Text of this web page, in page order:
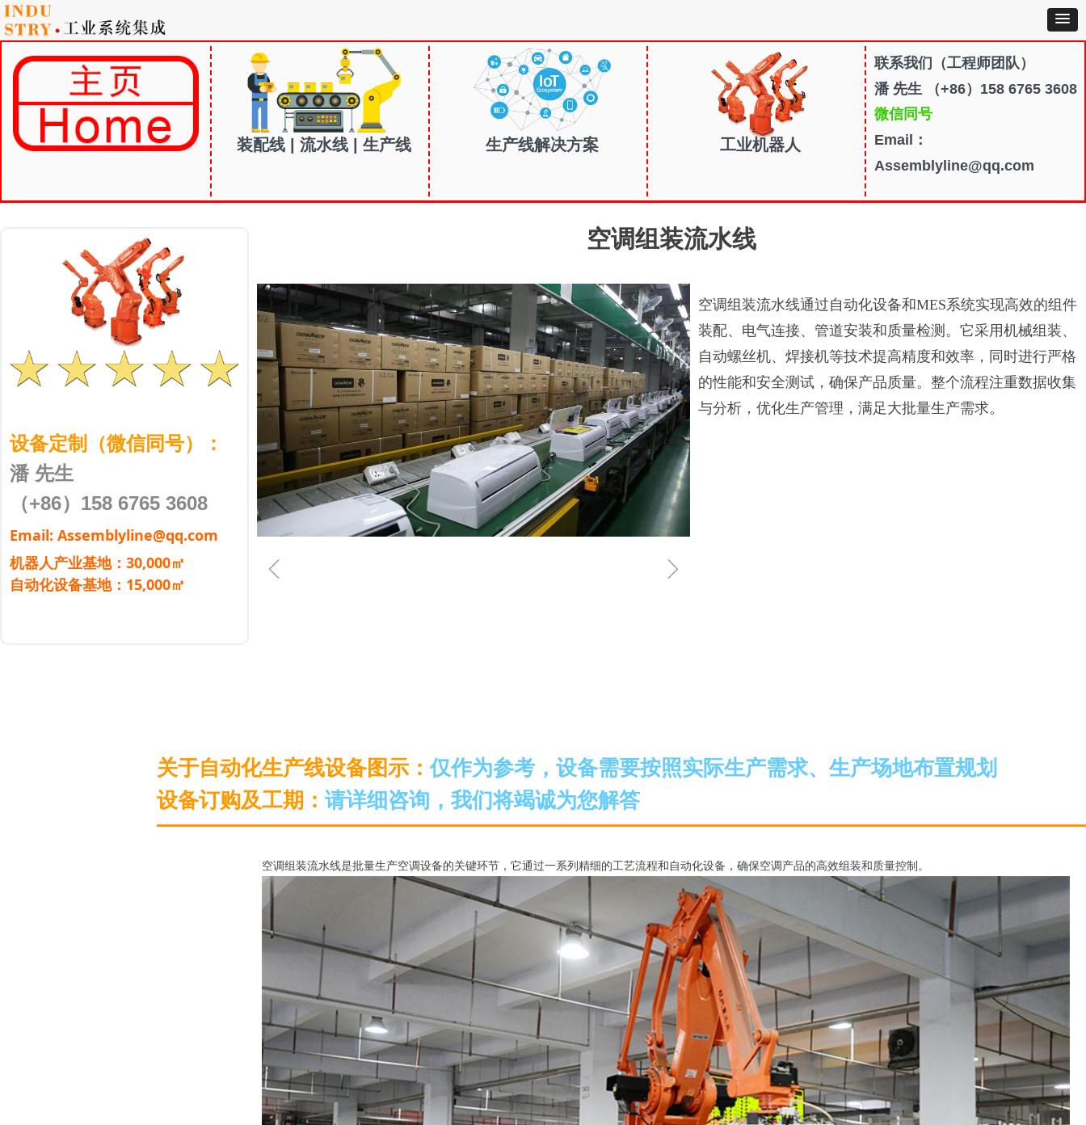
装配线 | 流水线 | 生产线 生产线解决方案 工业机器人
联系我们
（工程师团队）
潘 先生 （+86）158 6765 3608
微信同号
Email：
Assemblyline@qq.com
ꁆ ꁇ
空调组装流水线
空调组装流水线是批量生产空调设备的关键环节，它通过一系列精细的工艺流程和自动化设备，确保空调产品的高效组装和质量控制。
空调组装流水线通过自动化设备和MES系统实现高效的组件
装配、电气连接、管道安装和质量检测。它采用机械组装、
自动螺丝机、焊接机等技术提高精度和效率，同时进行严格
的性能和安全测试，确保产品质量。整个流程注重数据收集
与分析，优化生产管理，满足大批量生产需求。
设备定制（微信同号）：
潘 先生
（+86）158 6765 3608
Email: Assemblyline@qq.com
机器人产业基地：30,000㎡
自动化设备基地：15,000㎡
关于自动化生产线设备图示：仅作为参考，设备需要按照实际生产需求、生产场地布置规划
设备订购及工期： 请详细咨询，我们将竭诚为您解答